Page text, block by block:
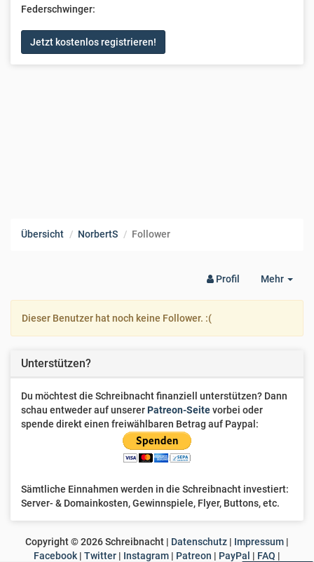
Federschwinger:
Jetzt kostenlos registrieren!
Übersicht NorbertS Follower
Mehr
Profil
Dieser Benutzer hat noch keine Follower. :(
Unterstützen?
Du möchtest die Schreibnacht finanziell unterstützen? Dann
schau entweder auf unsererPatreon-Seitevorbei oder
spende direkt einen freiwählbaren Betrag auf Paypal:
Sämtliche Einnahmen werden in die Schreibnacht investiert:
Server- & Domainkosten, Gewinnspiele, Flyer, Buttons, etc.
Copyright ©2026Schreibnacht | Datenschutz | Impressum |
Facebook | Twitter | Instagram | Patreon | PayPal | FAQ |